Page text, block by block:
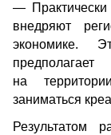
— Практически
внедряют
экономике.
на
заниматься
Результатом